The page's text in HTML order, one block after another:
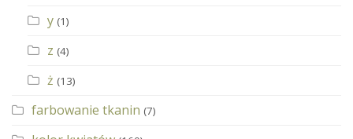
y (1)
z (4)
ż (13)
farbowanie tkanin (7)